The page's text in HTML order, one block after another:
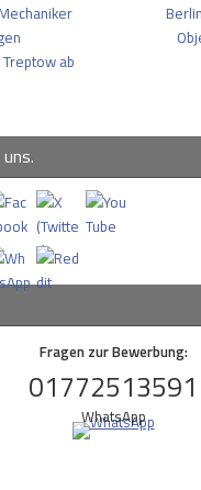
ab
Fragen zur Bewerbung:
01772513591
WhatsApp